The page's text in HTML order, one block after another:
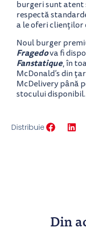
burgeri sunt
respectă
a le oferi clienților
Noul burger
Fragedova fi
Fanstatique, în
McDonald’s din
McDelivery până
stocului disponibil.
Distribuie
Din